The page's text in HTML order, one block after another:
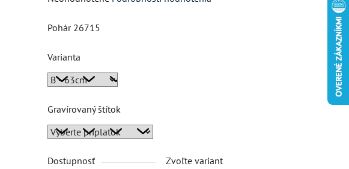
produktu
0,0
hviezdičiek.
Pohár 26715
Varianta
Gravírovaný štítok
Dostupnosť
Zvoľte variant